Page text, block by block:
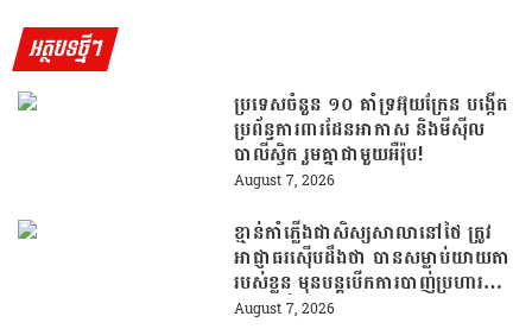
អត្ថបទថ្មីៗ
ប្រទេសចំនួន ១០ គាំទ្រអ៊ុយក្រែន បង្កើត
ប្រព័ន្ធការពារដែនអាកាស និងមីស៊ីល
បាលីស្ទិក រួមគ្នាជាមួយអឺរ៉ុប!
August 7, 2026
ខ្មាន់កាំភ្លើងជាសិស្សសាលានៅថៃ ត្រូវ
អាជ្ញាធរស៊ើបដឹងថា បានសម្លាប់យាយតា
របស់ខ្លួន មុនបន្តបើកការបាញ់ប្រហារនៅ
សាលារៀន
August 7, 2026